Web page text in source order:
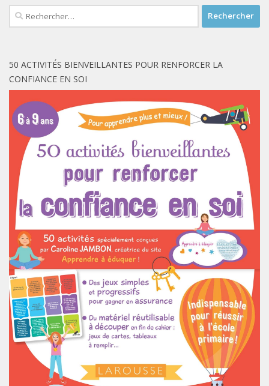
Rechercher :
50 ACTIVITÉS BIENVEILLANTES POUR RENFORCER LA
CONFIANCE EN SOI